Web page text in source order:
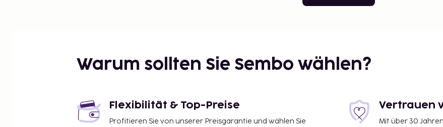
Warum sollten Sie Sembo wählen?
Flexibilität & Top-Preise
Profitieren Sie von unserer Preisgarantie und wählen Sie
Vertrauen
Mit über 30